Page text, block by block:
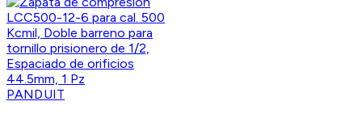
PANDUIT